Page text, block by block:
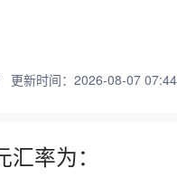
更新时间：2026-08-07
率为：